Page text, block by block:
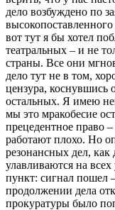
дело возбуждено по
вот тут я бы хотел
театральных – и не
страны. Все они
дело тут не в том,
цензура, коснувшись
остальных. Я имею
мы это мракобесие
прецедентное право
работают плохо. Но
резонансных дел, как
улавливаются на
пункт: сигнал пошел
продолжении дела
прокуратуры было